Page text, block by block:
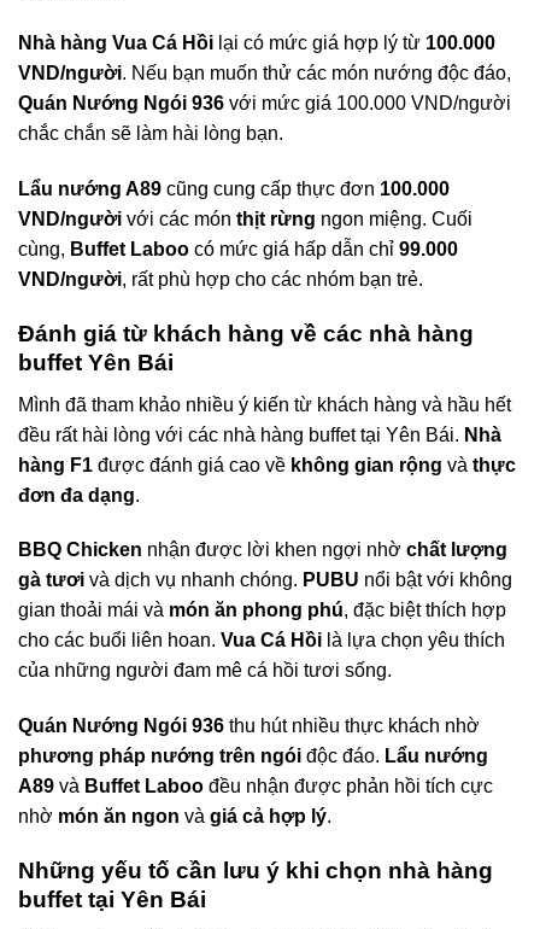
Nhà hàng Vua Cá Hồi lại có mức giá hợp lý từ 100.000
VND/người. Nếu bạn muốn thử các món nướng độc đáo,
Quán Nướng Ngói 936 với mức giá 100.000 VND/người
chắc chắn sẽ làm hài lòng bạn.
Lẩu nướng A89 cũng cung cấp thực đơn 100.000
VND/người với các món thịt rừng ngon miệng. Cuối
cùng, Buffet Laboo có mức giá hấp dẫn chỉ 99.000
VND/người, rất phù hợp cho các nhóm bạn trẻ.
Đánh giá từ khách hàng về các nhà hàng
buffet Yên Bái
Mình đã tham khảo nhiều ý kiến từ khách hàng và hầu hết
đều rất hài lòng với các nhà hàng buffet tại Yên Bái. Nhà
hàng F1 được đánh giá cao về không gian rộng và thực
đơn đa dạng.
BBQ Chicken nhận được lời khen ngợi nhờ chất lượng
gà tươi và dịch vụ nhanh chóng. PUBU nổi bật với không
gian thoải mái và món ăn phong phú, đặc biệt thích hợp
cho các buổi liên hoan. Vua Cá Hồi là lựa chọn yêu thích
của những người đam mê cá hồi tươi sống.
Quán Nướng Ngói 936 thu hút nhiều thực khách nhờ
phương pháp nướng trên ngói độc đáo. Lẩu nướng
A89 và Buffet Laboo đều nhận được phản hồi tích cực
nhờ món ăn ngon và giá cả hợp lý.
Những yếu tố cần lưu ý khi chọn nhà hàng
buffet tại Yên Bái